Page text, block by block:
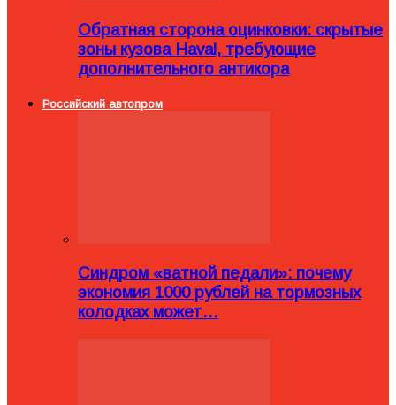
Обратная сторона оцинковки: скрытые
зоны кузова Haval, требующие
дополнительного антикора
Российский автопром
Синдром «ватной педали»: почему
экономия 1000 рублей на тормозных
колодках может…